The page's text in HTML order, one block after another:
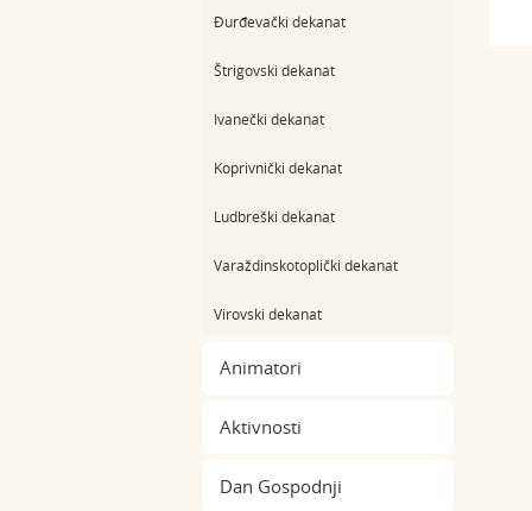
Đurđevački dekanat
Štrigovski dekanat
Ivanečki dekanat
Koprivnički dekanat
Ludbreški dekanat
Varaždinskotoplički dekanat
Virovski dekanat
Animatori
Aktivnosti
Dan Gospodnji